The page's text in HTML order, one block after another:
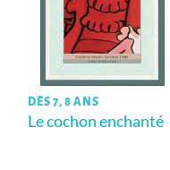
DÈS 7, 8 ANS
Le cochon enchanté